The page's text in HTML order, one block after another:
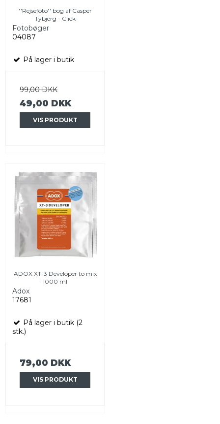
''Rejsefoto'' bog af Casper
Tybjerg - Click
Fotobøger
04087
På lager i butik
99,00 DKK
49,00 DKK
VIS PRODUKT
ADOX XT-3 Developer to mix
1000 ml
Adox
17681
På lager i butik (2
stk.)
79,00 DKK
VIS PRODUKT